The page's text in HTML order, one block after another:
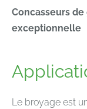
Concasseurs
exceptionnelle
Le broyage est